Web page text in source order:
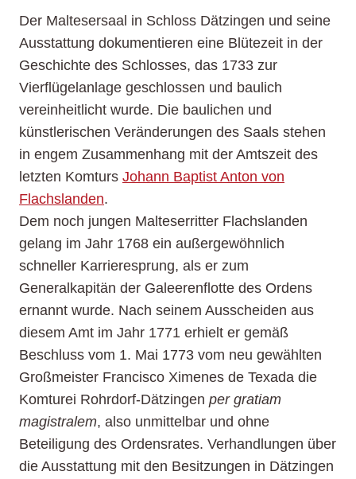
Der Maltesersaal in Schloss Dätzingen und seine
Ausstattung dokumentieren eine Blütezeit in der
Geschichte des Schlosses, das 1733 zur
Vierflügelanlage geschlossen und baulich
vereinheitlicht wurde. Die baulichen und
künstlerischen Veränderungen des Saals stehen
in engem Zusammenhang mit der Amtszeit des
letzten Komturs Johann Baptist Anton von
Flachslanden.
Dem noch jungen Malteserritter Flachslanden
gelang im Jahr 1768 ein außergewöhnlich
schneller Karrieresprung, als er zum
Generalkapitän der Galeerenflotte des Ordens
ernannt wurde. Nach seinem Ausscheiden aus
diesem Amt im Jahr 1771 erhielt er gemäß
Beschluss vom 1. Mai 1773 vom neu gewählten
Großmeister Francisco Ximenes de Texada die
Komturei Rohrdorf-Dätzingen per gratiam
magistralem, also unmittelbar und ohne
Beteiligung des Ordensrates. Verhandlungen über
die Ausstattung mit den Besitzungen in Dätzingen